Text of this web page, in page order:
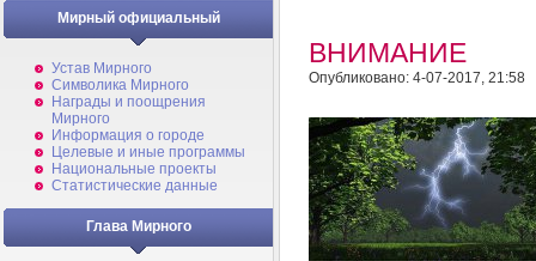
Мирный официальный
Устав Мирного
Символика Мирного
Награды и поощрения
Мирного
Информация о городе
Целевые и иные программы
Национальные проекты
Статистические данные
Глава Мирного
ВНИМАНИЕ
Опубликовано: 4-07-2017, 21:58